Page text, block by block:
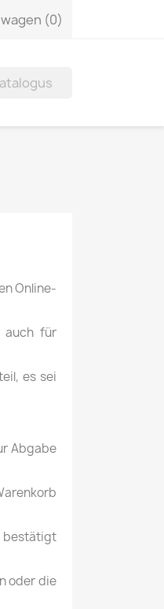
(0)
Online-
auch für
es sei
Abgabe
oder die